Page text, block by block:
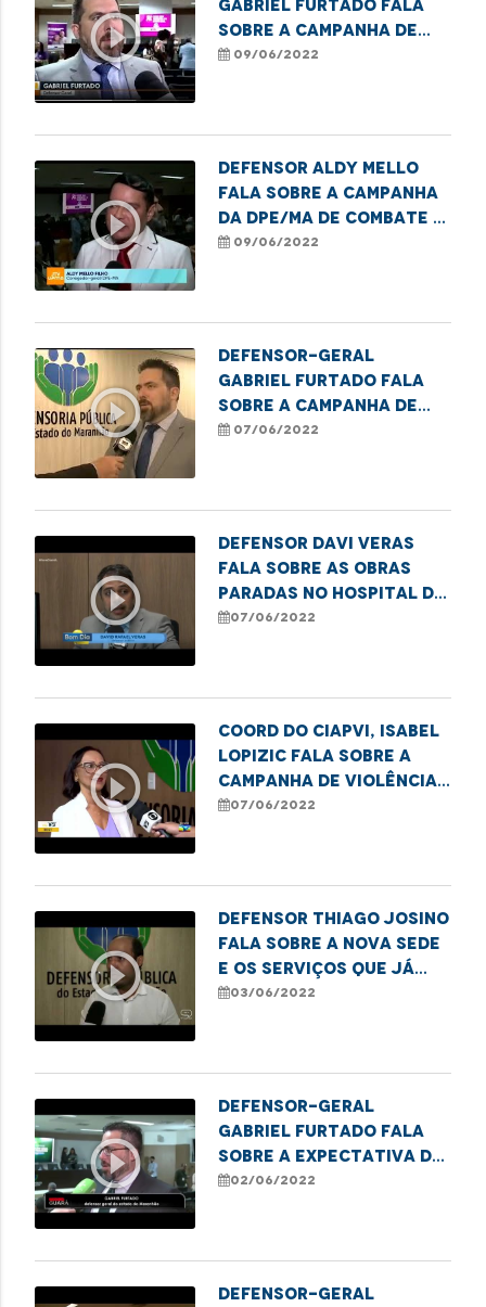
play_circle_outline
Gabriel Furtado fala
sobre a Campanha de
Conscientização da
09/06/2022
play_circle_outline
Defensor Aldy Mello
fala sobre a campanha
da DPE/MA de combate a
violência contra os
09/06/2022
play_circle_outline
Defensor-Geral
Gabriel Furtado fala
sobre a Campanha de
Conscientização da
07/06/2022
play_circle_outline
Defensor Davi Veras
fala sobre as obras
paradas no Hospital da
Criança, prejudicando
07/06/2022
play_circle_outline
Coord do CIAPVI, Isabel
Lopizic fala sobre a
Campanha de Violência
contra os idosos
07/06/2022
play_circle_outline
Defensor Thiago Josino
fala sobre a nova sede
e os serviços que já
estão em
03/06/2022
play_circle_outline
Defensor-geral
Gabriel Furtado fala
sobre a expectativa do
trabalho e ações da
02/06/2022
Defensor-geral